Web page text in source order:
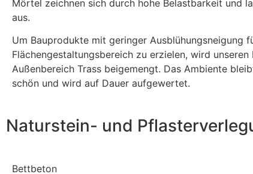
Mörtel zeichnen sich durch hohe Belastbarkeit und
aus.
Um Bauprodukte mit geringer Ausblühungsneigung
Flächengestaltungsbereich zu erzielen, wird
Außenbereich Trass beigemengt. Das Ambiente
schön und wird auf Dauer aufgewertet.
Naturstein- und
Bettbeton